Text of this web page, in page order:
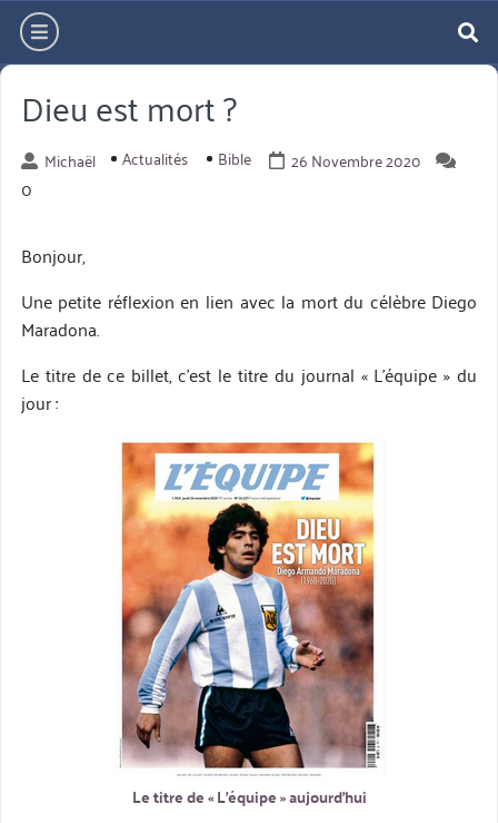
Aller
directement
au
contenu
hamburger
Dieu est mort ?
Michaël Actualités Bible 26 Novembre 2020
0
Bonjour,
Une petite réflexion en lien avec la mort du célèbre Diego
Maradona.
Le titre de ce billet, c’est le titre du journal « L’équipe » du
jour :
Le titre de « L’équipe » aujourd’hui